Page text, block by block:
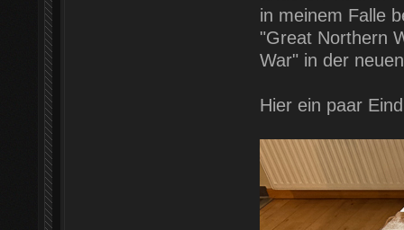
in meinem Falle
"Great Northern
War" in der
Hier ein paar